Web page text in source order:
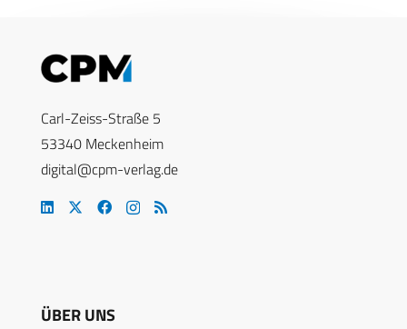
Carl-Zeiss-Straße 5
53340 Meckenheim
digital@cpm-verlag.de
ÜBER UNS